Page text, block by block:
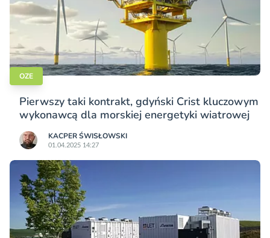
OZE
Pierwszy taki kontrakt, gdyński Crist kluczowym
wykonawcą dla morskiej energetyki wiatrowej
KACPER ŚWISŁO­WSKI
01.04.2025 14:27